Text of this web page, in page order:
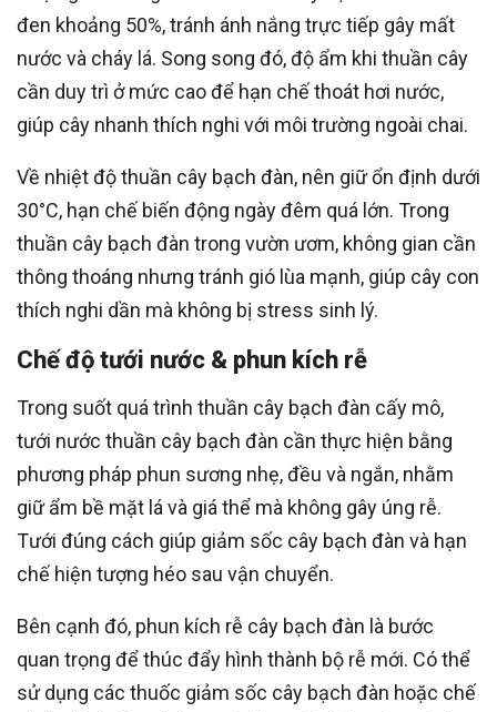
đen khoảng 50%, tránh ánh nắng trực tiếp gây mất
nước và cháy lá. Song song đó, độ ẩm khi thuần cây
cần duy trì ở mức cao để hạn chế thoát hơi nước,
giúp cây nhanh thích nghi với môi trường ngoài chai.
Về nhiệt độ thuần cây bạch đàn, nên giữ ổn định dưới
30°C, hạn chế biến động ngày đêm quá lớn. Trong
thuần cây bạch đàn trong vườn ươm, không gian cần
thông thoáng nhưng tránh gió lùa mạnh, giúp cây con
thích nghi dần mà không bị stress sinh lý.
Chế độ tưới nước & phun kích rễ
Trong suốt quá trình thuần cây bạch đàn cấy mô,
tưới nước thuần cây bạch đàn cần thực hiện bằng
phương pháp phun sương nhẹ, đều và ngắn, nhằm
giữ ẩm bề mặt lá và giá thể mà không gây úng rễ.
Tưới đúng cách giúp giảm sốc cây bạch đàn và hạn
chế hiện tượng héo sau vận chuyển.
Bên cạnh đó, phun kích rễ cây bạch đàn là bước
quan trọng để thúc đẩy hình thành bộ rễ mới. Có thể
sử dụng các thuốc giảm sốc cây bạch đàn hoặc chế